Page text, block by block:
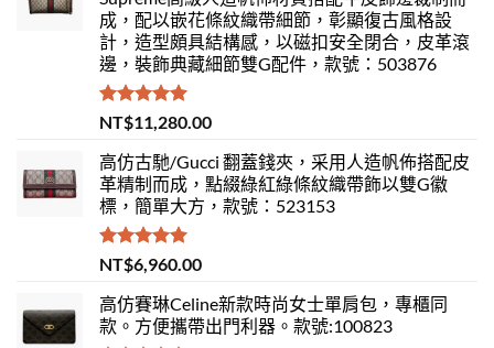
成，配以嵌花條紋織帶細節，彰顯復古風格設
計，造型頗具結構感，以磁扣安全閉合，皮革滾
邊，裝飾典藏細節雙G配件，款號：503876
評分5.00
滿分 5
NT$11,280.00
高仿古馳/Gucci 翻蓋錢夾，采用人造帆佈搭配皮
革精制而成，點綴綠紅綠條紋織帶飾以雙G徽
標，簡單大方，款號：523153
評分 5.00
滿分 5
NT$6,960.00
高仿賽琳Celine新款時尚女士單肩包，專櫃同
款。方便攜帶出門利器。款號:100823